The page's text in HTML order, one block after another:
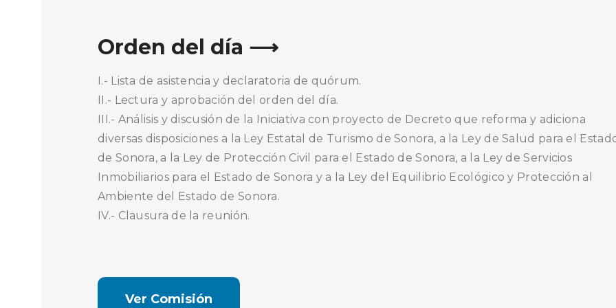
Orden del día ⟶
I.- Lista de asistencia y declaratoria de quórum.
II.- Lectura y aprobación del orden del día.
III.- Análisis y discusión de la Iniciativa con proyecto de Decreto que reforma y adiciona
diversas disposiciones a la Ley Estatal de Turismo de Sonora, a la Ley de Salud para el
de Sonora, a la Ley de Protección Civil para el Estado de Sonora, a la Ley de Servicios
Inmobiliarios para el Estado de Sonora y a la Ley del Equilibrio Ecológico y Protección al
Ambiente del Estado de Sonora.
IV.- Clausura de la reunión.
Ver Comisión